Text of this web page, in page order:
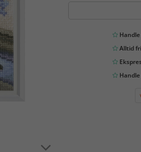
Alltid
Handle